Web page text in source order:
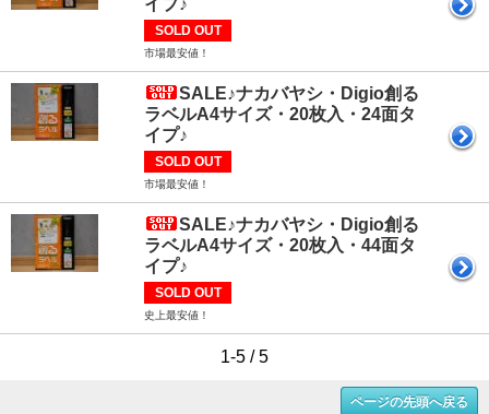
イプ♪
SOLD OUT
市場最安値！
SALE♪ナカバヤシ・Digio創る
ラベルA4サイズ・20枚入・24面タ
イプ♪
SOLD OUT
市場最安値！
SALE♪ナカバヤシ・Digio創る
ラベルA4サイズ・20枚入・44面タ
イプ♪
SOLD OUT
史上最安値！
1-5 / 5
ページの先頭へ戻る